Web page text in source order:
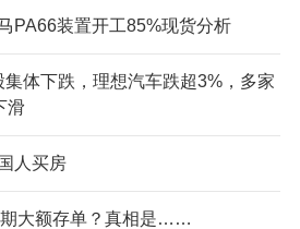
PA66装置开工85%现货分析
体下跌，理想汽车跌超3%，多家
滑
人买房
期大额存单？真相是……